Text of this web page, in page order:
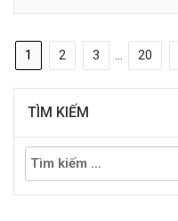
1 2 3 … 20
TÌM KIẾM
Tìm
kiếm
cho: